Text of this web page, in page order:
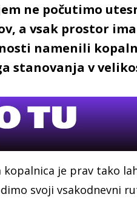
ne počutimo
a vsak prostor
namenili
stanovanja v
kopalnica je prav tako
svoji vsakodnevni